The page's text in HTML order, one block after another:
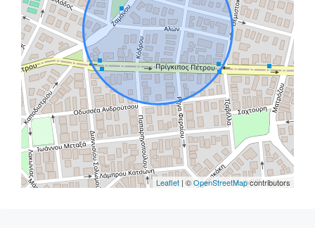
Leaflet | ©OpenStreetMapcontributors